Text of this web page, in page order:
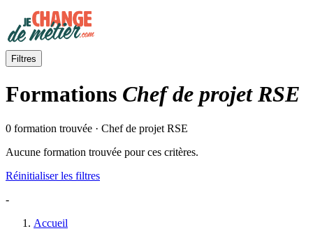
Filtres
Formations Chef de projet RSE
0 formation trouvée · Chef de projet RSE
Aucune formation trouvée pour ces critères.
Réinitialiser les filtres
-
Accueil